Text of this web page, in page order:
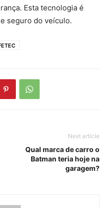
Esta tecnologia é
seguro do veículo.
Next article
Qual marca de carro o
Batman teria hoje na
garagem?